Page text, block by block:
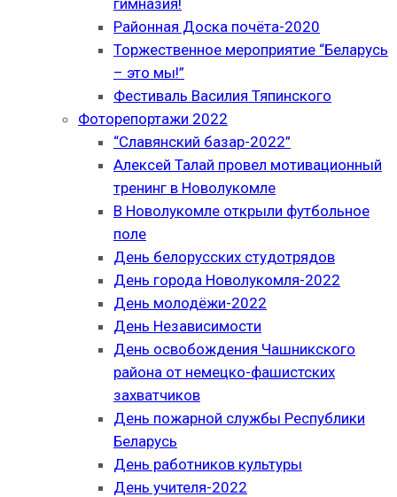
гимназия!
Районная Доска почёта-2020
Торжественное мероприятие “Беларусь
– это мы!”
Фестиваль Василия Тяпинского
Фоторепортажи 2022
“Славянский базар-2022”
Алексей Талай провел мотивационный
тренинг в Новолукомле
В Новолукомле открыли футбольное
поле
День белорусских студотрядов
День города Новолукомля-2022
День молодёжи-2022
День Независимости
День освобождения Чашникского
района от немецко-фашистских
захватчиков
День пожарной службы Республики
Беларусь
День работников культуры
День учителя-2022